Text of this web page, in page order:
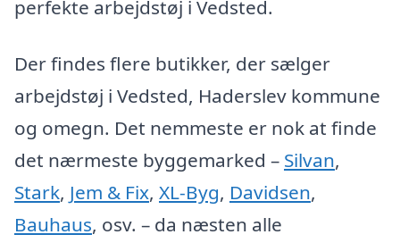
perfekte arbejdstøj i Vedsted.
Der findes flere butikker, der sælger
arbejdstøj i Vedsted, Haderslev kommune
og omegn. Det nemmeste er nok at finde
det nærmeste byggemarked – Silvan,
Stark, Jem & Fix, XL-Byg, Davidsen,
Bauhaus, osv. – da næsten alle